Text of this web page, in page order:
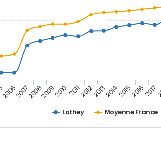
Lothey Moyenne France
20062007200820092010 2011201220132014201520162017